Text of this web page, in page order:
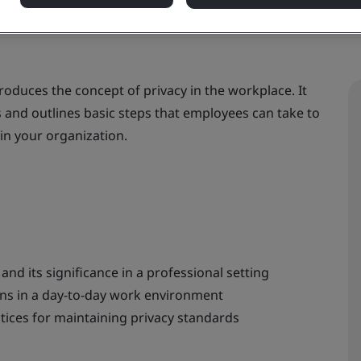
the concept of privacy in the workplace. It
outlines basic steps that employees can take to
your organization.
its significance in a professional setting
in a day-to-day work environment
for maintaining privacy standards